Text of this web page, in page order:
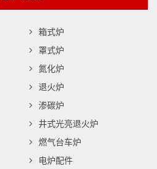
箱式炉
罩式炉
氮化炉
退火炉
渗碳炉
井式光亮退火炉
燃气台车炉
电炉配件